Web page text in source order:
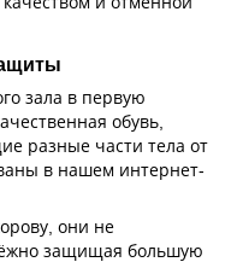
зала в первую
обувь,
разные части тела от
в нашем интернет-
они не
защищая большую